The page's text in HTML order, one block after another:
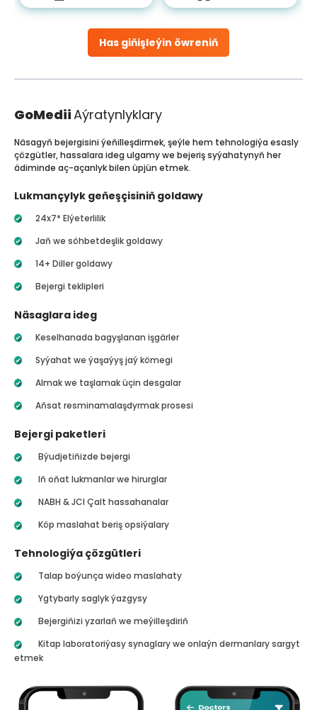
Has giňişleýin öwreniň
GoMediiAýratynlyklary
Näsagyň bejergisini ýeňilleşdirmek, şeýle hem tehnologiýa esasly
çözgütler, hassalara ideg ulgamy we bejeriş syýahatynyň her
ädiminde aç-açanlyk bilen üpjün etmek.
Lukmançylyk geňeşçisiniň goldawy
24x7* Elýeterlilik
Jaň we söhbetdeşlik goldawy
14+ Diller goldawy
Bejergi teklipleri
Näsaglara ideg
Keselhanada bagyşlanan işgärler
Syýahat we ýaşaýyş jaý kömegi
Almak we taşlamak üçin desgalar
Aňsat resminamalaşdyrmak prosesi
Bejergi paketleri
Býudjetiňizde bejergi
Iň oňat lukmanlar we hirurglar
NABH & JCI Çalt hassahanalar
Köp maslahat beriş opsiýalary
Tehnologiýa çözgütleri
Talap boýunça wideo maslahaty
Ygtybarly saglyk ýazgysy
Bejergiňizi yzarlaň we meýilleşdiriň
Kitap laboratoriýasy synaglary we onlaýn dermanlary sargyt
etmek